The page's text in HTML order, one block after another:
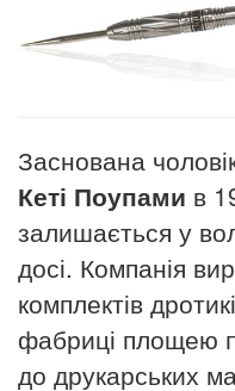
Заснована
Кеті Поупами в
залишається у
досі. Компанія
комплектів
фабриці площею
до друкарських